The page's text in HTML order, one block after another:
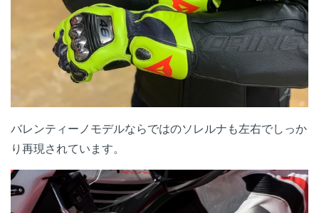
バレンティーノモデルならではのソレルナも左右でしっか
り再現されています。